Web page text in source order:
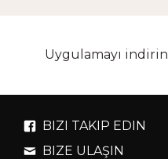
Uygulamayı indirin
BIZI TAKIP EDIN
BIZE ULAŞIN